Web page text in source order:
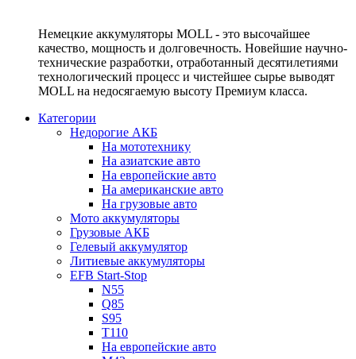
Немецкие аккумуляторы MOLL - это высочайшее
качество, мощность и долговечность. Новейшие научно-
технические разработки, отработанный десятилетиями
технологический процесс и чистейшее сырье выводят
MOLL на недосягаемую высоту Премиум класса.
Категории
Недорогие АКБ
На мототехнику
На азиатские авто
На европейские авто
На американские авто
На грузовые авто
Мото аккумуляторы
Грузовые АКБ
Гелевый аккумулятор
Литиевые аккумуляторы
EFB Start-Stop
N55
Q85
S95
T110
На европейские авто